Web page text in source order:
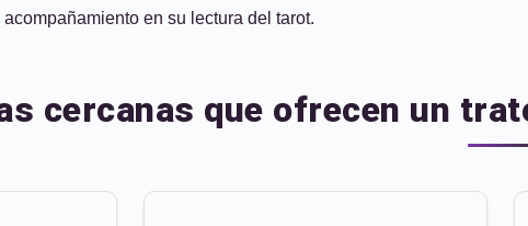
en su lectura del tarot.
cercanas que ofrecen un